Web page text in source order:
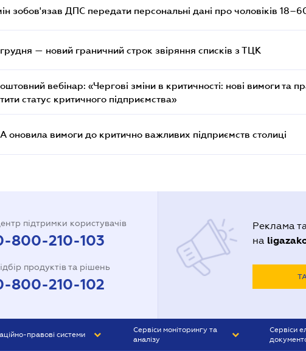
зобов'язав ДПС передати персональні дані про чоловіків
— новий граничний строк звіряння списків з ТЦК
вебінар: «Чергові зміни в критичності: нові вимоги та
статус критичного підприємства»
оновила вимоги до критично важливих підприємств столиці
підтримки користувачів
800-210-103
продуктів та рішень
800-210-102
Реклама
на
правові системи
Сервіси моніторингу та
аналізу
Сервіси